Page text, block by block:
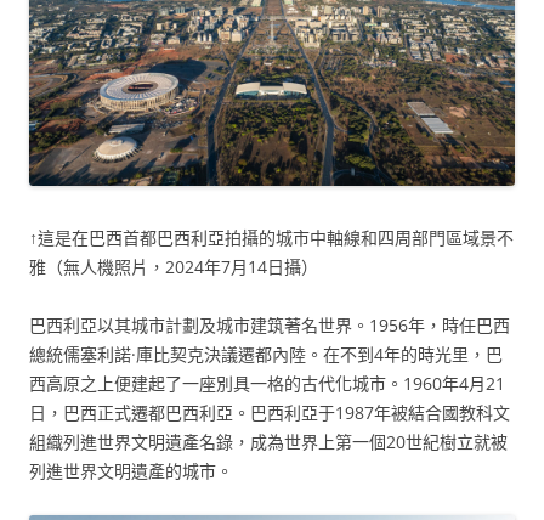
↑這是在巴西首都巴西利亞拍攝的城市中軸線和四周部門區域景不
雅（無人機照片，2024年7月14日攝）
巴西利亞以其城市計劃及城市建筑著名世界。1956年，時任巴西
總統儒塞利諾·庫比契克決議遷都內陸。在不到4年的時光里，巴
西高原之上便建起了一座別具一格的古代化城市。1960年4月21
日，巴西正式遷都巴西利亞。巴西利亞于1987年被結合國教科文
組織列進世界文明遺產名錄，成為世界上第一個20世紀樹立就被
列進世界文明遺產的城市。